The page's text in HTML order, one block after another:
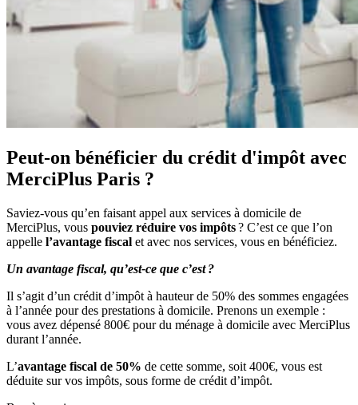
Peut-on bénéficier du crédit d'impôt avec
MerciPlus Paris ?
Saviez-vous qu’en faisant appel aux services à domicile de
MerciPlus, vous pouviez réduire vos impôts? C’est ce que l’on
appelle l’avantage fiscal et avec nos services, vous en bénéficiez.
Un avantage fiscal, qu’est-ce que c’est ?
Il s’agit d’un crédit d’impôt à hauteur de 50% des sommes engagées
à l’année pour des prestations à domicile. Prenons un exemple :
vous avez dépensé 800€ pour du ménage à domicile avec MerciPlus
durant l’année.
L’avantage fiscal de 50% de cette somme, soit 400€, vous est
déduite sur vos impôts, sous forme de crédit d’impôt.